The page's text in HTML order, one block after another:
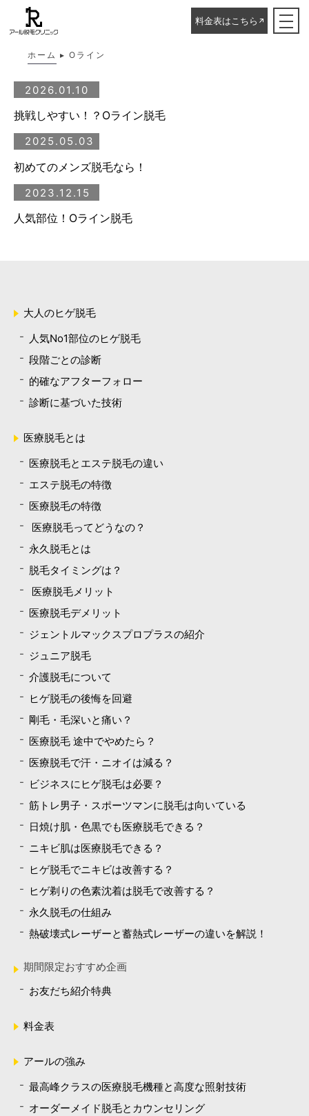
料金表はこちら
Oライン
ホーム ▸ Oライン
2026.01.10
挑戦しやすい！？Oライン脱毛
2025.05.03
初めてのメンズ脱毛なら！
2023.12.15
人気部位！Оライン脱毛
大人のヒゲ脱毛
人気No1部位のヒゲ脱毛
段階ごとの診断
的確なアフターフォロー
診断に基づいた技術
医療脱毛とは
医療脱毛とエステ脱毛の違い
エステ脱毛の特徴
医療脱毛の特徴
医療脱毛ってどうなの？
永久脱毛とは
脱毛タイミングは？
医療脱毛メリット
医療脱毛デメリット
ジェントルマックスプロプラスの紹介
ジュニア脱毛
介護脱毛について
ヒゲ脱毛の後悔を回避
剛毛・毛深いと痛い？
医療脱毛 途中でやめたら？
医療脱毛で汗・ニオイは減る？
ビジネスにヒゲ脱毛は必要？
筋トレ男子・スポーツマンに脱毛は向いている
日焼け肌・色黒でも医療脱毛できる？
ニキビ肌は医療脱毛できる？
ヒゲ脱毛でニキビは改善する？
ヒゲ剃りの色素沈着は脱毛で改善する？
永久脱毛の仕組み
熱破壊式レーザーと蓄熱式レーザーの違いを解説！
期間限定おすすめ企画
お友だち紹介特典
料金表
アールの強み
最高峰クラスの医療脱毛機種と高度な照射技術
オーダーメイド脱毛とカウンセリング